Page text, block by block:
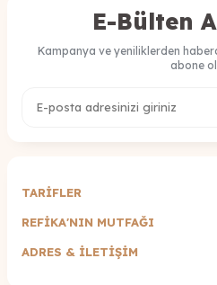
E-Bülten
Kampanya ve yeniliklerden
abone
TARİFLER
REFİKA'NIN MUTFAĞI
ADRES & İLETIŞIM